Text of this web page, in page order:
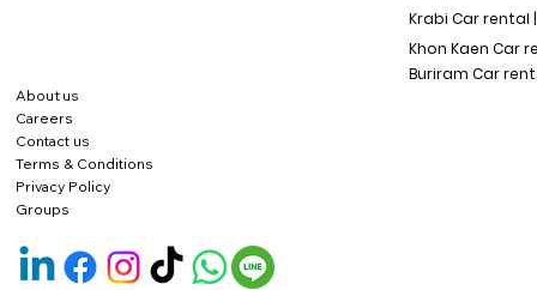
About us
Careers
Contact us
Terms & Conditions
Privacy Policy
Krabi Car rental |
Khon Kaen Car
Buriram Car
Groups